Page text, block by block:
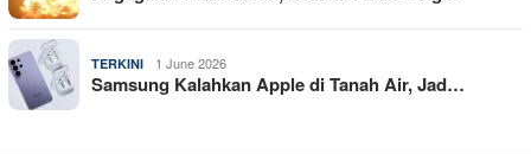
TERKINI 1 June 2026
Samsung Kalahkan Apple di Tanah Air, Jad…